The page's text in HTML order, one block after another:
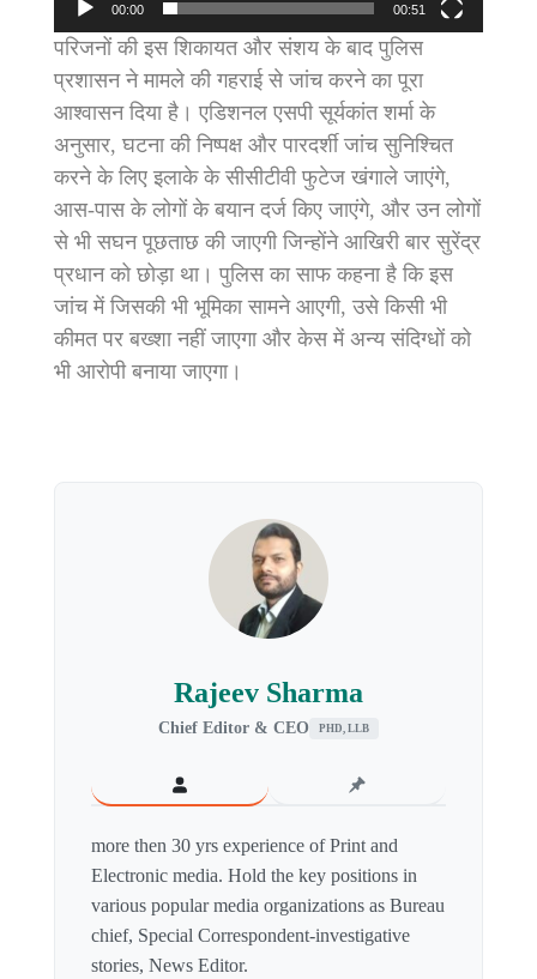
00:00 00:51
​परिजनों की इस शिकायत और संशय के बाद पुलिस
प्रशासन ने मामले की गहराई से जांच करने का पूरा
आश्वासन दिया है। एडिशनल एसपी सूर्यकांत शर्मा के
अनुसार, घटना की निष्पक्ष और पारदर्शी जांच सुनिश्चित
करने के लिए इलाके के सीसीटीवी फुटेज खंगाले जाएंगे,
आस-पास के लोगों के बयान दर्ज किए जाएंगे, और उन लोगों
से भी सघन पूछताछ की जाएगी जिन्होंने आखिरी बार सुरेंद्र
प्रधान को छोड़ा था। पुलिस का साफ कहना है कि इस
जांच में जिसकी भी भूमिका सामने आएगी, उसे किसी भी
कीमत पर बख्शा नहीं जाएगा और केस में अन्य संदिग्धों को
भी आरोपी बनाया जाएगा।
Rajeev Sharma
Chief Editor & CEO PHD, LLB
more then 30 yrs experience of Print and
Electronic media. Hold the key positions in
various popular media organizations as Bureau
chief, Special Correspondent-investigative
stories, News Editor.